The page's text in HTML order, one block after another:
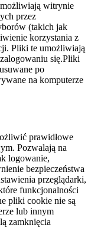
witrynie
przez
(takich jak
korzystania z
Pliki te umożliwiają
się.Pliki
po
na komputerze
prawidłowe
Pozwalają na
logowanie,
bezpieczeństwa
przeglądarki,
funkcjonalności
pliki cookie nie są
lub innym
zamknięcia